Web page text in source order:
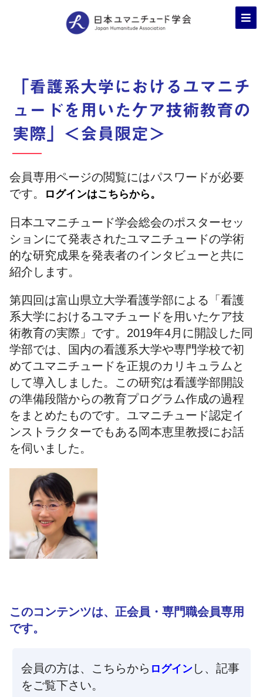
「看護系大学におけるユマニチ
ュードを用いたケア技術教育の
実際」＜会員限定＞
会員専用ページの閲覧にはパスワードが必要
です。
ログインはこちらから。
日本ユマニチュード学会総会のポスターセッ
ションにて発表されたユマニチュードの学術
的な研究成果を発表者のインタビューと共に
紹介します。
第四回は富山県立大学看護学部による「看護
系大学におけるユマチュードを用いたケア技
術教育の実際」です。2019年4月に開設した同
学部では、国内の看護系大学や専門学校で初
めてユマニチュードを正規のカリキュラムと
して導入しました。この研究は看護学部開設
の準備段階からの教育プログラム作成の過程
をまとめたものです。ユマニチュード認定イ
ンストラクターでもある岡本恵里教授にお話
を伺いました。
このコンテンツは、正会員・専門職会員専用
です。
会員の方は、こちらから ログイン し、記事
をご覧下さい。